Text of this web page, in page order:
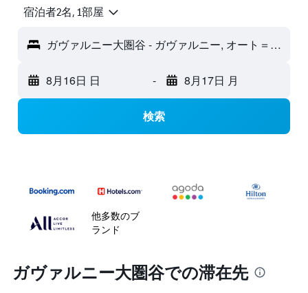
宿泊者2名, 1​部屋
ガヴァルニー大圏谷 - ガヴァルニー, オート＝ピレネー県, フランス
8月16日 日 - 8月17日 月
検索
他多数のブ
ランド
ガヴァルニー大圏谷での滞在先